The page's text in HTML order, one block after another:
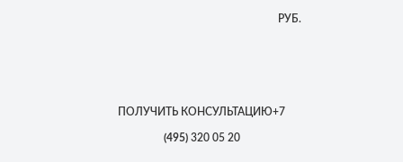
РУБ.
ПОЛУЧИТЬ КОНСУЛЬТАЦИЮ+7
(495)320 05 20